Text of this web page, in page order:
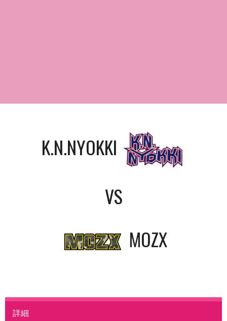
K.N.NYOKKI
VS
MOZX
詳細